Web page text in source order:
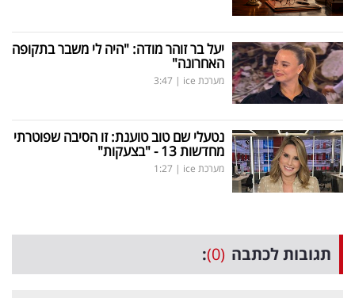
יעל בר זוהר מודה: "היה לי משבר בתקופה
האחרונה"
מערכת ice |
3:47
נטעלי שם טוב טוענת: זו הסיבה שפוטרתי
מחדשות 13 - "בצעקות"
מערכת ice |
1:27
תגובות לכתבה (0)
: